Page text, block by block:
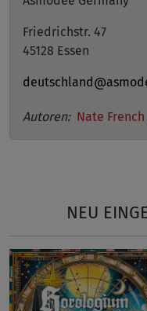
Friedrichstr. 47
45128 Essen
Autoren: Nate French
NEU